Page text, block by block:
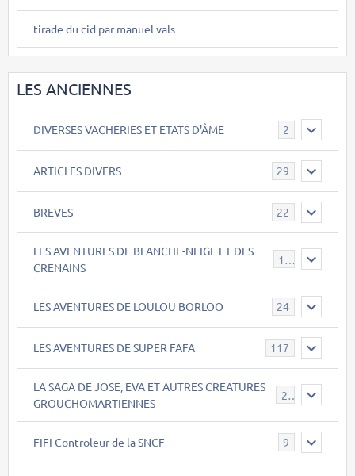
tirade du cid par manuel vals
LES ANCIENNES
DIVERSES VACHERIES ET ETATS D'ÂME 2
ARTICLES DIVERS 29
BREVES 22
LES AVENTURES DE BLANCHE-NEIGE ET DES
CRENAINS
17
LES AVENTURES DE LOULOU BORLOO 24
LES AVENTURES DE SUPER FAFA 117
LA SAGA DE JOSE, EVA ET AUTRES CREATURES
GROUCHOMARTIENNES
26
FIFI Controleur de la SNCF 9